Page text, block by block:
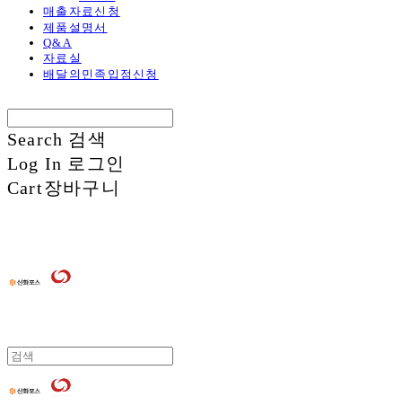
매출자료신청
제품설명서
Q&A
자료실
배달의민족입점신청
Search 검색
Log In 로그인
Cart장바구니